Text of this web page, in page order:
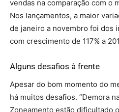
vendas na comparação com o
Nos lançamentos, a maior
de janeiro a novembro foi dos
com crescimento de 117% a
Alguns desafios à frente
Apesar do bom momento do
há muitos desafios. “Demora
Zoneamento estão dificultado